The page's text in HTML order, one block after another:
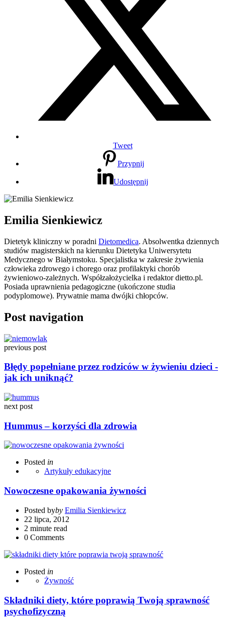
Tweet
Przypnij
Udostępnij
Emilia Sienkiewicz
Dietetyk kliniczny w poradni Dietomedica. Absolwentka dziennych
studiów magisterskich na kierunku Dietetyka Uniwersytetu
Medycznego w Białymstoku. Specjalistka w zakresie żywienia
człowieka zdrowego i chorego oraz profilaktyki chorób
żywieniowo-zależnych. Współzałożycielka i redaktor dietto.pl.
Posiada uprawnienia pedagogiczne (ukończone studia
podyplomowe). Prywatnie mama dwójki chłopców.
Post navigation
previous post
Błędy popełniane przez rodziców w żywieniu dzieci -
jak ich uniknąć?
next post
Hummus – korzyści dla zdrowia
Posted in
Artykuły edukacyjne
Nowoczesne opakowania żywności
Posted byby Emilia Sienkiewicz
22 lipca, 2012
2 minute read
0 Comments
Posted in
Żywność
Składniki diety, które poprawią Twoją sprawność
psychofizyczną